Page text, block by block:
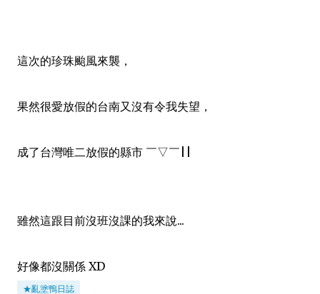
這次的珍珠颱風來襲，
果然很愛放假的台南又沒有令我失望，
成了台灣唯二放假的縣市 ￣▽￣||
雖然這跟目前沒班沒課的我來說...
好像都沒關係 XD
★亂塗鴨日誌